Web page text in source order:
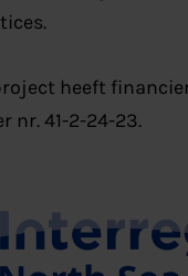
heeft
nr. 41-2-24-23.